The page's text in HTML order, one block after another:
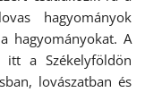
hagyományok
hagyományokat. A
itt a Székelyföldön
lovászatban és